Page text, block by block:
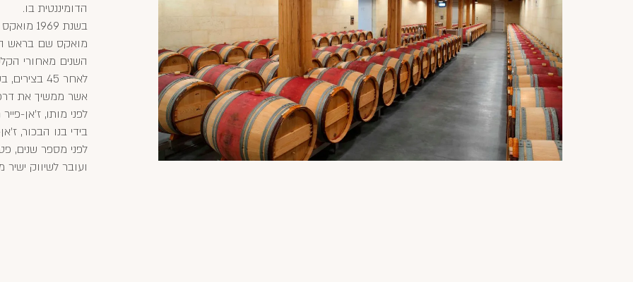
הדומיננטית בו.
בשנת 1969 מואקס משלים את הרכישה לידי בעלות מלאה על פטרוס.
מואקס שם בראש
השנים מאחורי
אשר ממשיך את
לפני מותו, ז'אן-
בידי בנו הבכור,
לפני מספר שנים,
ועובר לשיווק ישיר